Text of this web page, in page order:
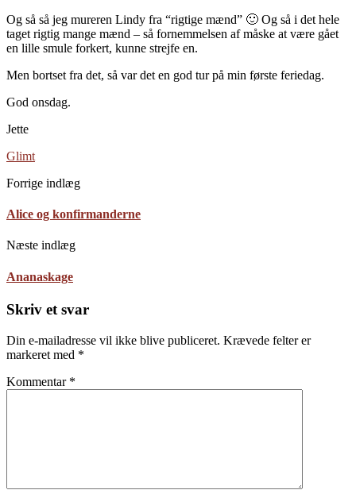
Og så så jeg mureren Lindy fra “rigtige mænd” 🙂 Og så i det hele
taget rigtig mange mænd – så fornemmelsen af måske at være gået
en lille smule forkert, kunne strejfe en.
Men bortset fra det, så var det en god tur på min første feriedag.
God onsdag.
Jette
Glimt
Forrige indlæg
Alice og konfirmanderne
Næste indlæg
Ananaskage
Skriv et svar
Din e-mailadresse vil ikke blive publiceret. Krævede felter er
markeret med *
Kommentar *